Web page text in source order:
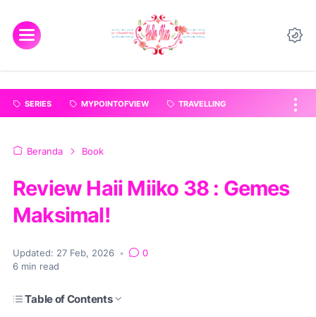
SERIES MYPOINTOFVIEW TRAVELLING
Beranda Book
Review Haii Miiko 38 : Gemes
Maksimal!
Updated: 27 Feb, 2026 •
0
6 min read
Table of Contents